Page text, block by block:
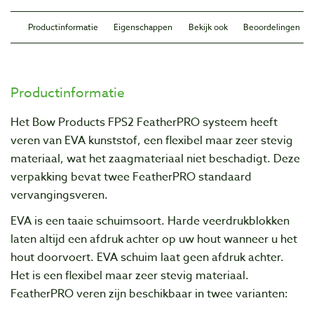
Productinformatie Eigenschappen Bekijk ook Beoordelingen
Productinformatie
Het Bow Products FPS2 FeatherPRO systeem heeft
veren van EVA kunststof, een flexibel maar zeer stevig
materiaal, wat het zaagmateriaal niet beschadigt. Deze
verpakking bevat twee FeatherPRO standaard
vervangingsveren.
EVA is een taaie schuimsoort. Harde veerdrukblokken
laten altijd een afdruk achter op uw hout wanneer u het
hout doorvoert. EVA schuim laat geen afdruk achter.
Het is een flexibel maar zeer stevig materiaal.
FeatherPRO veren zijn beschikbaar in twee varianten: